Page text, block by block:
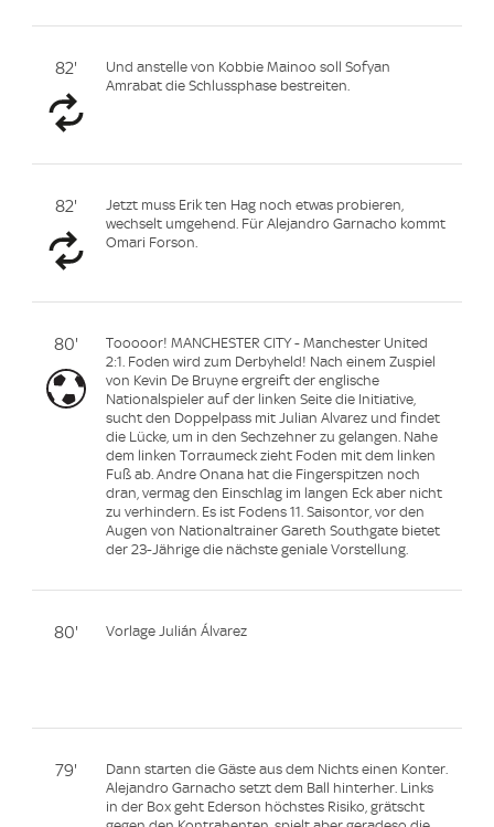
82'
Und anstelle von Kobbie Mainoo soll Sofyan
Amrabat die Schlussphase bestreiten.
82'
Jetzt muss Erik ten Hag noch etwas probieren,
wechselt umgehend. Für Alejandro Garnacho kommt
Omari Forson.
80'
Tooooor! MANCHESTER CITY - Manchester United
2:1. Foden wird zum Derbyheld! Nach einem Zuspiel
von Kevin De Bruyne ergreift der englische
Nationalspieler auf der linken Seite die Initiative,
sucht den Doppelpass mit Julian Alvarez und findet
die Lücke, um in den Sechzehner zu gelangen. Nahe
dem linken Torraumeck zieht Foden mit dem linken
Fuß ab. Andre Onana hat die Fingerspitzen noch
dran, vermag den Einschlag im langen Eck aber nicht
zu verhindern. Es ist Fodens 11. Saisontor, vor den
Augen von Nationaltrainer Gareth Southgate bietet
der 23-Jährige die nächste geniale Vorstellung.
80' Vorlage Julián Álvarez
79'
Dann starten die Gäste aus dem Nichts einen Konter.
Alejandro Garnacho setzt dem Ball hinterher. Links
in der Box geht Ederson höchstes Risiko, grätscht